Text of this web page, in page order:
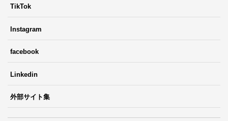
TikTok
Instagram
facebook
Linkedin
外部サイト集